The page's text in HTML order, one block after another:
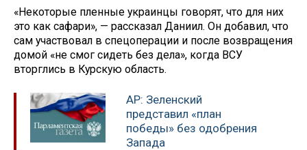
«Некоторые пленные украинцы говорят, что для них
это как сафари», — рассказал Даниил. Он добавил, что
сам участвовал в спецоперации и после возвращения
домой «не смог сидеть без дела», когда ВСУ
вторглись в Курскую область.
AP: Зеленский
представил «план
победы» без одобрения
Запада